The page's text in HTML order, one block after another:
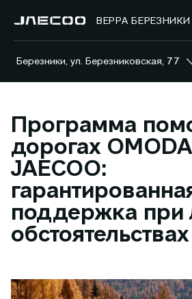
ВЕРРА БЕРЕЗНИКИ
Березники, ул. Березниковская, 77
Программа
дорогах
JAECOO:
поддержка
обстоятельствах